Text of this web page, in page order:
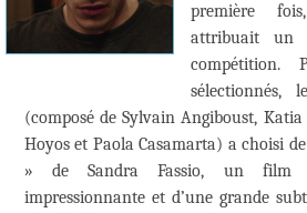
première
attribuait
sélectionnés,
(composé de Sylvain Angiboust,
Hoyos et Paola Casamarta) a choisi
» de Sandra Fassio, un film
impressionnante et d’une grande